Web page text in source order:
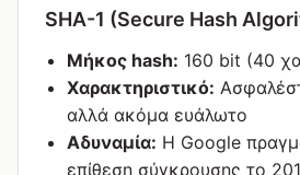
SHA-1 (Secure Hash
Μήκος hash: 160 bit (40
Χαρακτηριστικό:
αλλά ακόμα ευάλωτο
Αδυναμία: Η Google
επίθεση σύγκρουσης το